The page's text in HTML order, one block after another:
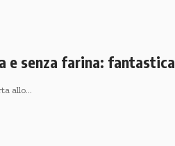
e senza farina: fantastica
allo…